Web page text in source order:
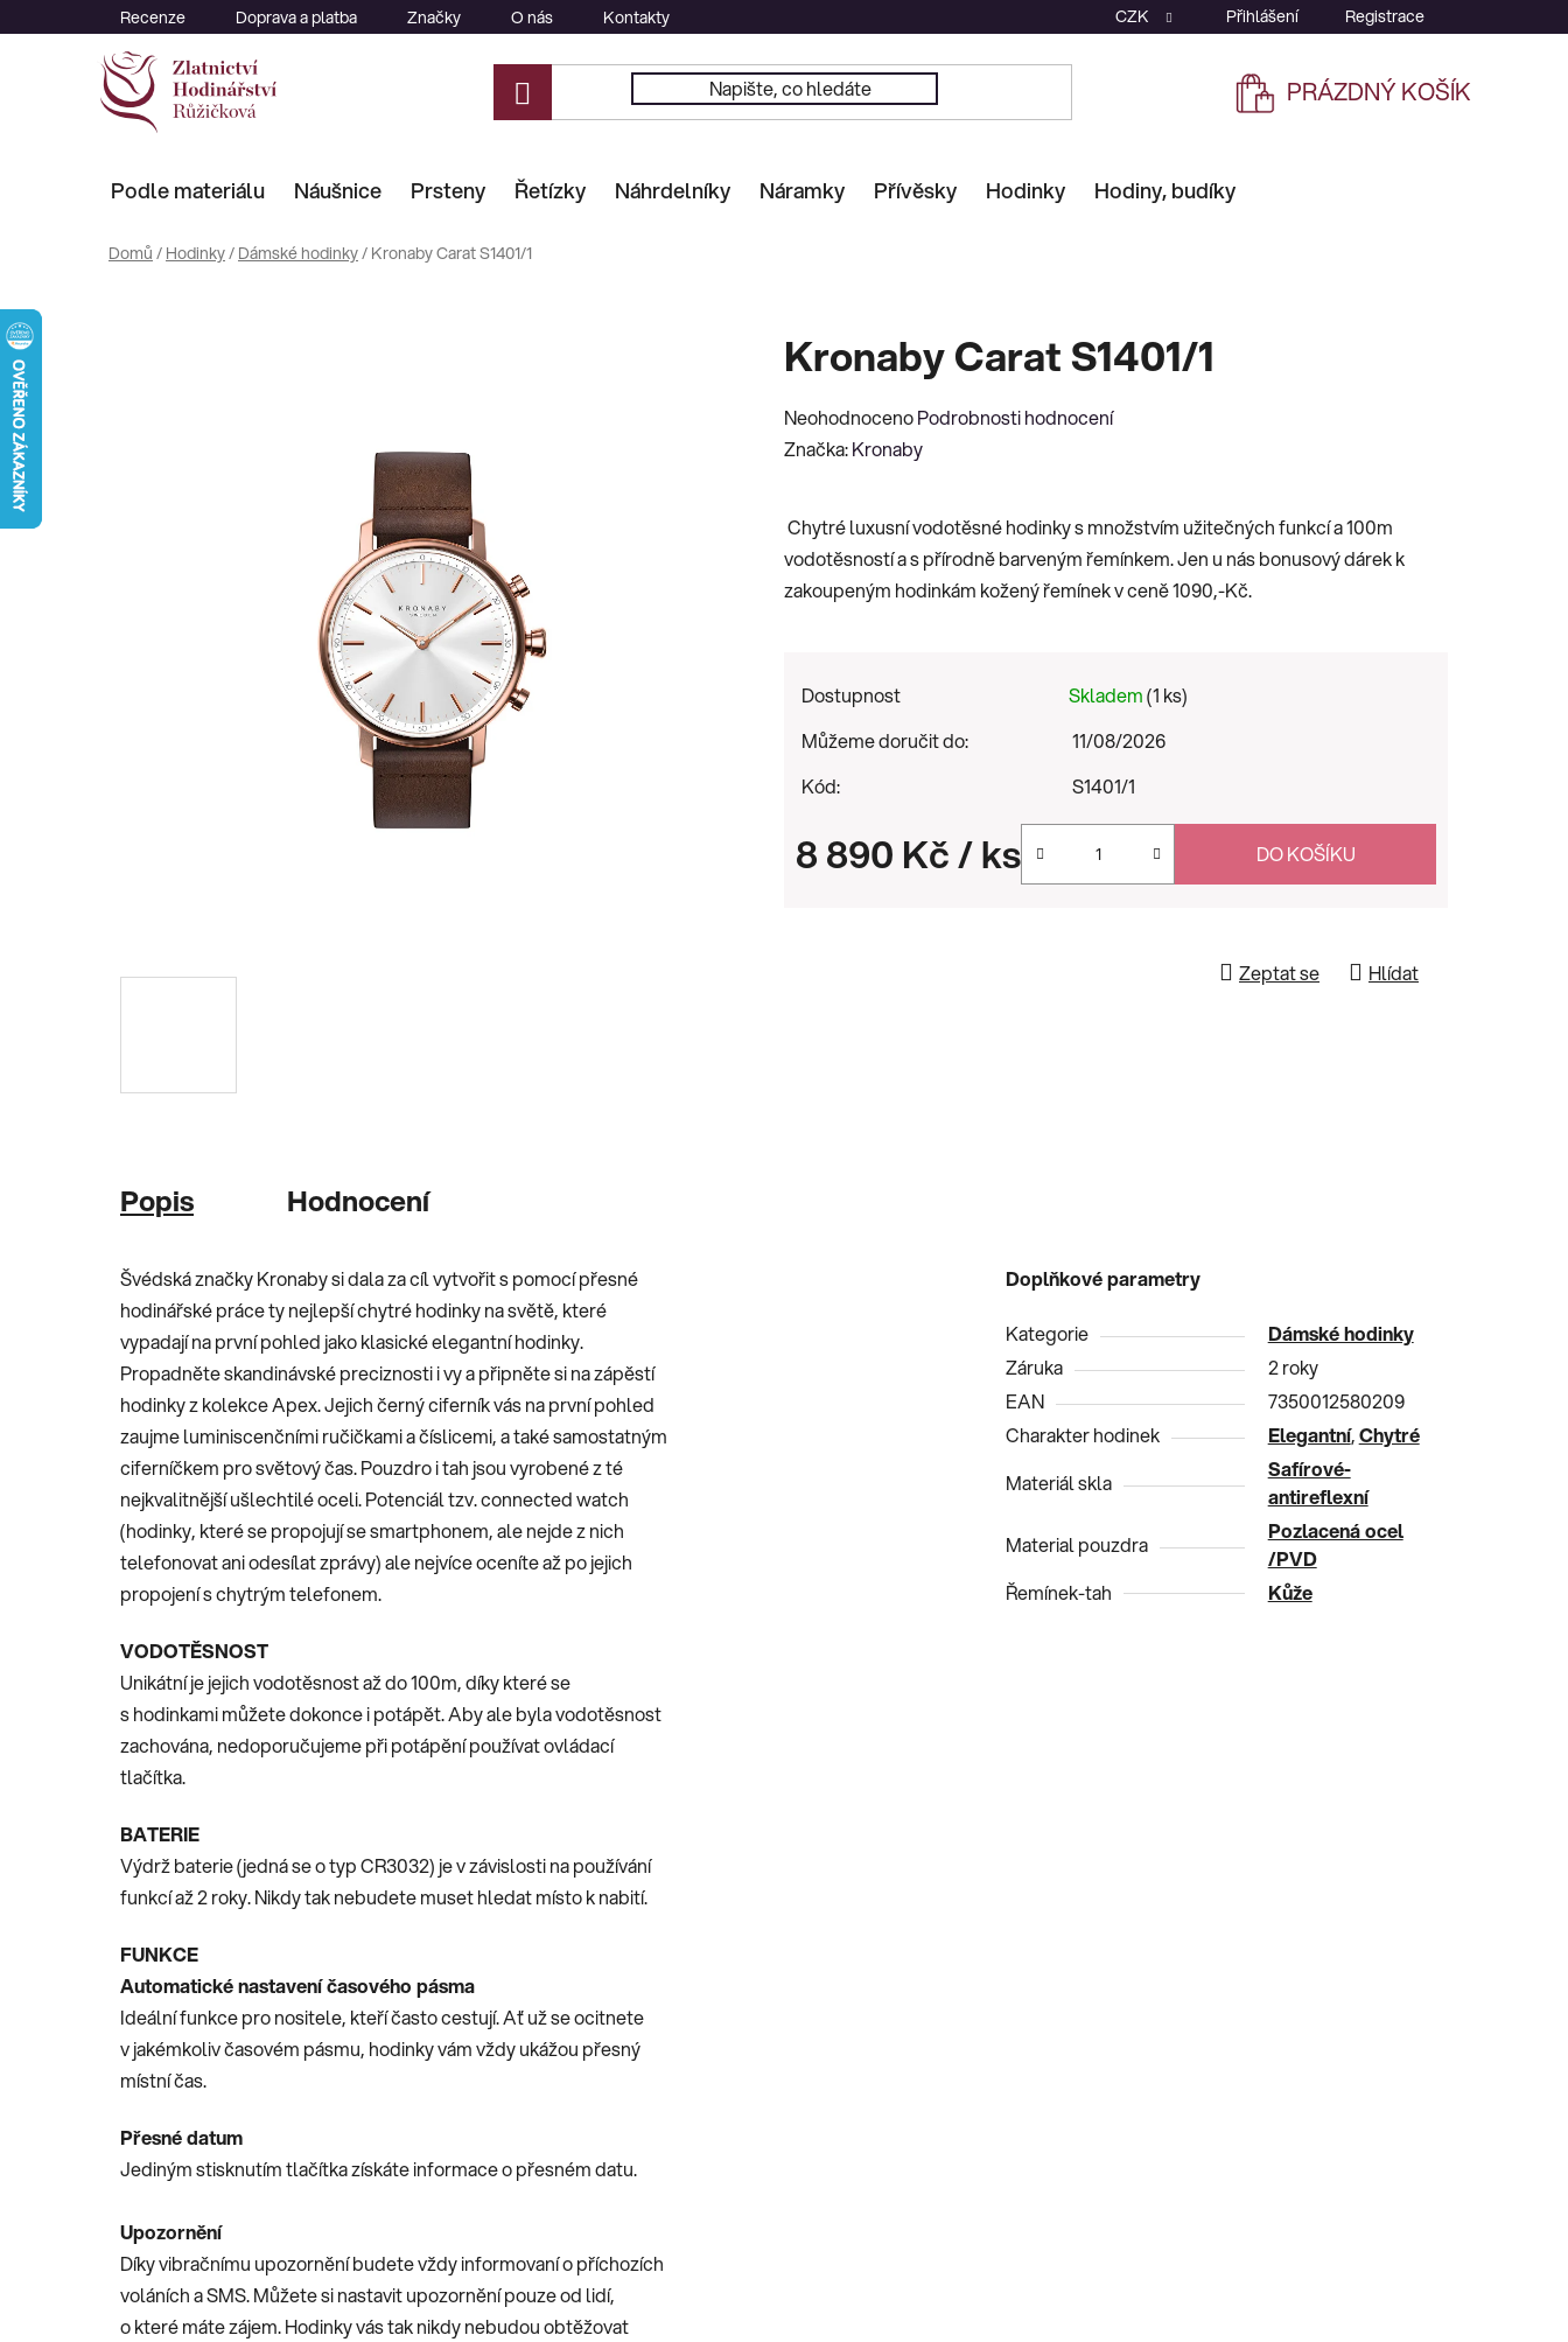
na
Recenze Doprava a platba Značky O nás Kontakty CZK Přihlášení Registrace
NÁKUPNÍ
PRÁZDNÝ KOŠÍK
Podle materiálu Náušnice Prsteny Řetízky Náhrdelníky Náramky Přívěsky Hodinky Hodiny, budíky
Domů / Hodinky/ Dámské hodinky/ Kronaby Carat S1401/1
Kronaby Carat S1401/1
Průměrné
hodnocení
0,0
z
5
NeohodnocenoPodrobnosti hodnocení
Značka:Kronaby
Chytré luxusní vodotěsné hodinky s množstvím užitečných funkcí a 100m
vodotěsností a s přírodně barveným řemínkem. Jen u nás bonusový dárek k
zakoupeným hodinkám kožený řemínek v ceně 1090,-Kč.
Dostupnost Skladem(1 ks)
Můžeme doručit do:
11/08/2026
Kód:
S1401/1
8 890 Kč/ ks DO KOŠÍKU
Zeptat se Hlídat
Popis Hodnocení
Švédská značky Kronaby si dala za cíl vytvořit s pomocí přesné
hodinářské práce ty nejlepší chytré hodinky na světě, které
vypadají na první pohled jako klasické elegantní hodinky.
Propadněte skandinávské preciznosti i vy a připněte si na zápěstí
hodinky z kolekce Apex. Jejich černý ciferník vás na první pohled
zaujme luminiscenčními ručičkami a číslicemi, a také samostatným
ciferníčkem pro světový čas. Pouzdro i tah jsou vyrobené z té
nejkvalitnější ušlechtilé oceli. Potenciál tzv. connected watch
(hodinky, které se propojují se smartphonem, ale nejde z nich
telefonovat ani odesílat zprávy) ale nejvíce oceníte až po jejich
propojení s chytrým telefonem.
VODOTĚSNOST
Unikátní je jejich vodotěsnost až do 100m, díky které se
s hodinkami můžete dokonce i potápět. Aby ale byla vodotěsnost
zachována, nedoporučujeme při potápění používat ovládací
tlačítka.
BATERIE
Výdrž baterie (jedná se o typ CR3032) je v závislosti na používání
funkcí až 2 roky. Nikdy tak nebudete muset hledat místo k nabití.
FUNKCE
Automatické nastavení časového pásma
Ideální funkce pro nositele, kteří často cestují. Ať už se ocitnete
v jakémkoliv časovém pásmu, hodinky vám vždy ukážou přesný
místní čas.
Přesné datum
Jediným stisknutím tlačítka získáte informace o přesném datu.
Upozornění
Díky vibračnímu upozornění budete vždy informovaní o příchozích
voláních a SMS. Můžete si nastavit upozornění pouze od lidí,
o které máte zájem. Hodinky vás tak nikdy nebudou obtěžovat
Doplňkové parametry
Kategorie
Dámské hodinky
Záruka
2 roky
EAN
7350012580209
Charakter hodinek
Elegantní,Chytré
Materiál skla
Safírové-
antireflexní
Material pouzdra
Pozlacená ocel
/PVD
Řemínek-tah
Kůže